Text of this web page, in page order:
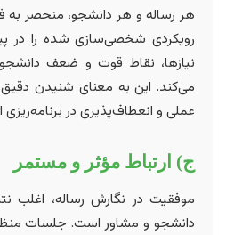
هر رساله و هر دانشجو، منحصر
رویکردی شخصی‌سازی شده را در
نیازها، نقاط قوت و ضعف
می‌کند. این به معنای شنیدن دقیق
عملی و انعطاف‌پذیری در
ج) ارتباط مؤثر و مستمر
موفقیت در نگارش رساله، اغلب
دانشجو و مشاور است. جلسات